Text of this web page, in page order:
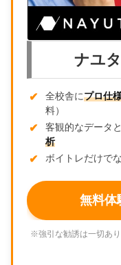
ナユ
全校舎にプロ仕
料）
客観的なデータと
析
ボイトレだけで
無料体
※強引な勧誘は一切あ